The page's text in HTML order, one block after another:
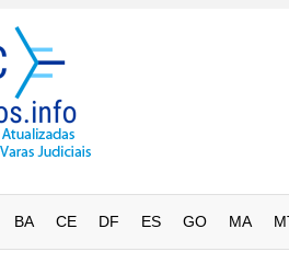
BA CE DF ES GO MA